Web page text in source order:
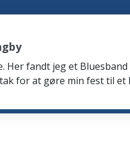
Her fandt jeg et
for at gøre min fest til